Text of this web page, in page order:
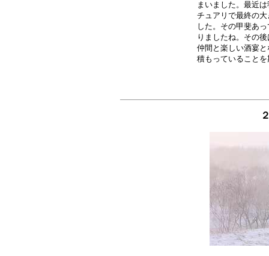
まいました。最近
チュアリで最終の
した。その甲斐あ
りましたね。その
仲間と楽しい酒宴